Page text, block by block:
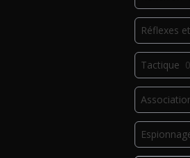
Réflexes
Tactique 0